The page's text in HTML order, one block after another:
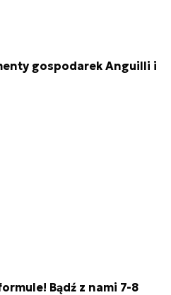
gospodarek Anguilli i
Bądź z nami 7-8